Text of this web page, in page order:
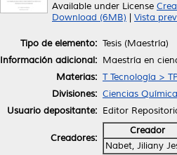
Available under License
Download (6MB)
Vista
Tipo de elemento: Tesis (Maestría)
Información adicional: Maestría en
Materias: T Tecnología >
Divisiones: Ciencias
Usuario depositante: Editor
Creadores:
Creador
Nabet, Jiliany